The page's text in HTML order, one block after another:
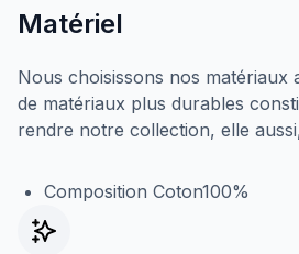
Matériel
Nous choisissons nos matériaux
de matériaux plus durables
rendre notre collection, elle
Composition Coton100%